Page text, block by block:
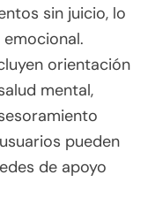
sin juicio, lo
orientación
mental,
pueden
de apoyo